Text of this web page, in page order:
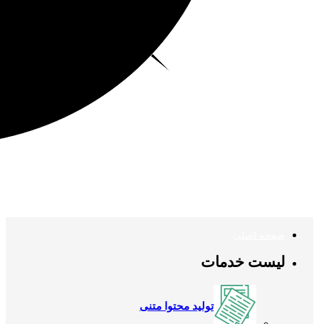
لیست خدمات
تولید محتوا متنی